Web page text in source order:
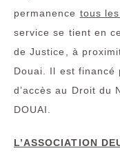
permanence tous
service se tient en
de Justice, à
Douai. Il est financé
d’accès au Droit du
DOUAI.
L’ASSOCIATION